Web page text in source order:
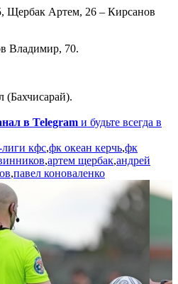
Щербак Артем, 26 – Кирсанов
Владимир, 70.
(Бахчисарай).
в Telegram и будьте всегда в
кфс,фк океан керчь,фк
,артем щербак,андрей
,павел коноваленко